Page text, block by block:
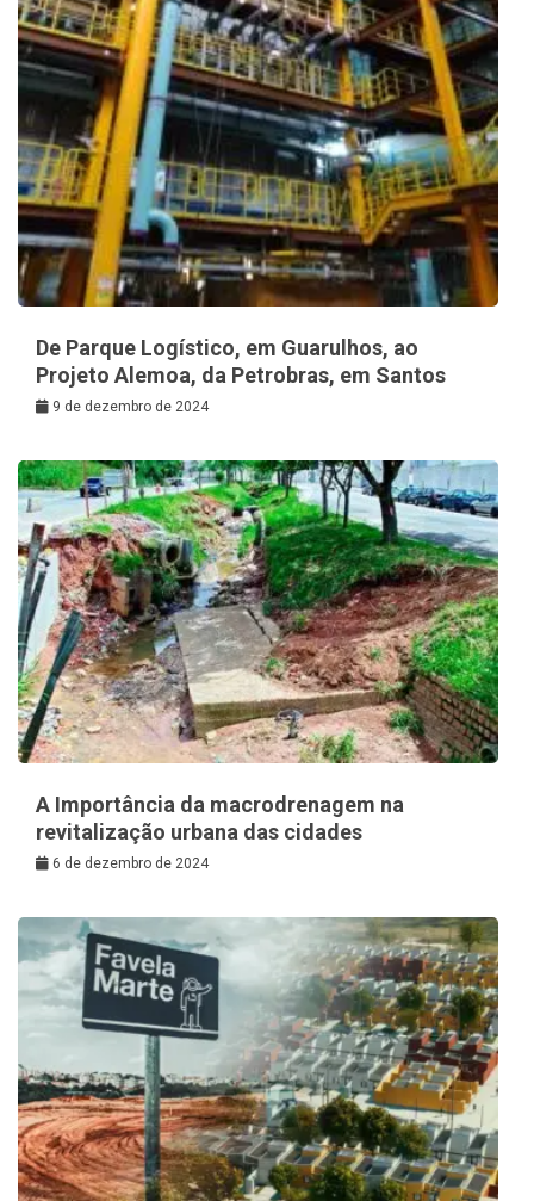
De Parque Logístico, em Guarulhos, ao
Projeto Alemoa, da Petrobras, em Santos
9 de dezembro de 2024
A Importância da macrodrenagem na
revitalização urbana das cidades
6 de dezembro de 2024